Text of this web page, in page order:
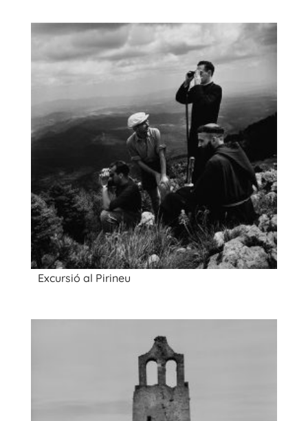
Excursió al Pirineu